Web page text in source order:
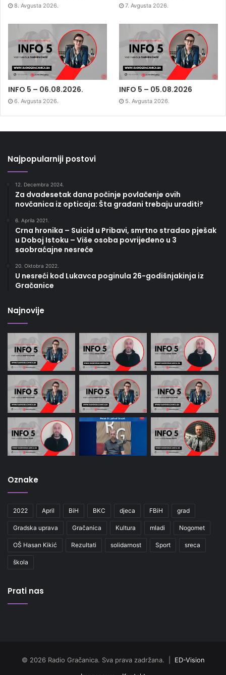
8. Avgusta 2026. 7. Avgusta 2026.
INFO 5 – 06.08.2026.
6. Avgusta 2026.
INFO 5 – 05.08.2026
5. Avgusta 2026.
Najpopularniji postovi
12. Decembra 2024.
Za dvadesetak dana počinje povlačenje ovih
novčanica iz opticaja: Šta građani trebaju uraditi?
6. Aprila 2021.
Crna hronika – Suicid u Pribavi, smrtno stradao pješak
u Doboj Istoku – Više osoba povrijeđeno u 3
saobraćajne nesreće
20. Oktobra 2022.
U nesreći kod Lukavca poginula 26-godišnjakinja iz
Gračanice
Najnovije
Oznake
2022 April BiH BKC djeca FBiH grad
Gradska uprava Gračanica Kultura mladi Nogomet
OŠ Hasan Kikić Rezultati solidarnost Sport sreca
škola
Prati nas
© 2026 Radio Gračanica. Sva prava zadržana. | ED-Vision